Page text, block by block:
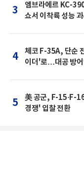
3
엠브라에르 KC-
쇼서 이착륙 성능 과
4
체코 F-35A, 단순
이더'로…대공 방어
5
美 공군, F-15·F-
경쟁' 입찰 전환